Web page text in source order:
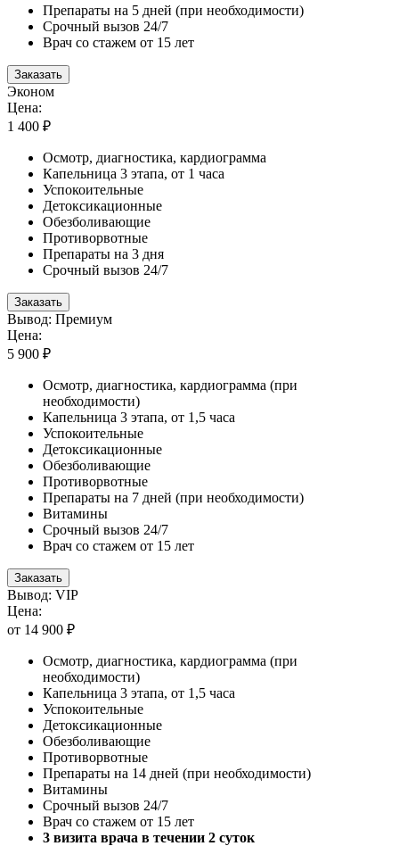
Препараты на 5 дней (при необходимости)
Срочный вызов 24/7
Врач со стажем от 15 лет
Заказать
Эконом
Цена:
1 400 ₽
Осмотр, диагностика, кардиограмма
Капельница 3 этапа, от 1 часа
Успокоительные
Детоксикационные
Обезболивающие
Противорвотные
Препараты на 3 дня
Срочный вызов 24/7
Заказать
Вывод: Премиум
Цена:
5 900 ₽
Осмотр, диагностика, кардиограмма (при
необходимости)
Капельница 3 этапа, от 1,5 часа
Успокоительные
Детоксикационные
Обезболивающие
Противорвотные
Препараты на 7 дней (при необходимости)
Витамины
Срочный вызов 24/7
Врач со стажем от 15 лет
Заказать
Вывод: VIP
Цена:
от 14 900 ₽
Осмотр, диагностика, кардиограмма (при
необходимости)
Капельница 3 этапа, от 1,5 часа
Успокоительные
Детоксикационные
Обезболивающие
Противорвотные
Препараты на 14 дней (при необходимости)
Витамины
Срочный вызов 24/7
Врач со стажем от 15 лет
3 визита врача в течении 2 суток